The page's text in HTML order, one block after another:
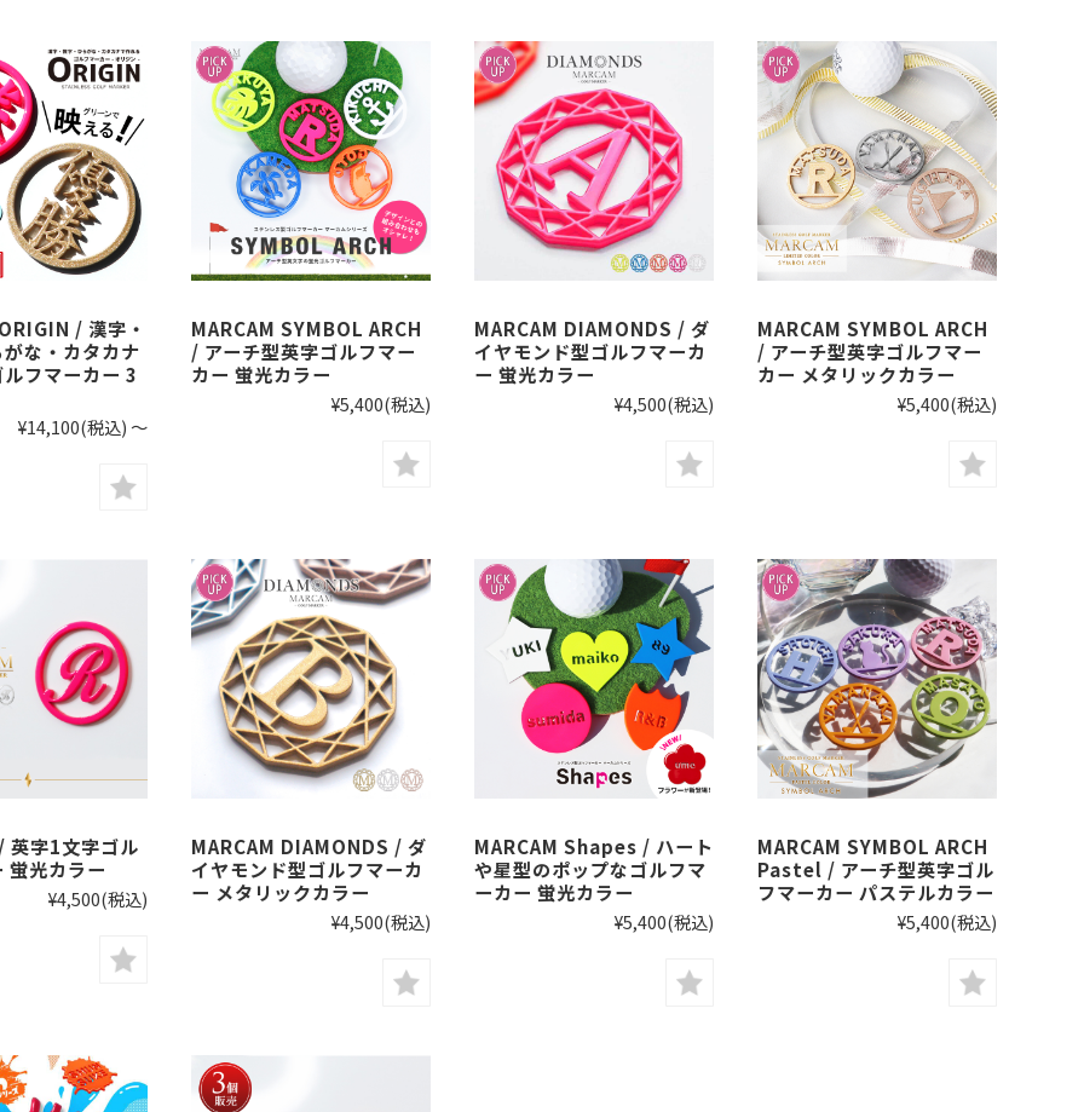
/ 漢字・
な・カタカナ
フマーカー 3
¥14,100(税込)～
MARCAM SYMBOL ARCH
/ アーチ型英字ゴルフマー
カー 蛍光カラー
¥5,400(税込)
MARCAM DIAMONDS / ダ
イヤモンド型ゴルフマーカ
ー 蛍光カラー
¥4,500(税込)
MARCAM SYMBOL ARCH
/ アーチ型英字ゴルフマー
カー メタリックカラー
¥5,400(税込)
英字1文字ゴル
蛍光カラー
¥4,500(税込)
MARCAM DIAMONDS / ダ
イヤモンド型ゴルフマーカ
ー メタリックカラー
¥4,500(税込)
MARCAM Shapes / ハート
や星型のポップなゴルフマ
ーカー 蛍光カラー
¥5,400(税込)
MARCAM SYMBOL ARCH
Pastel / アーチ型英字ゴル
フマーカー パステルカラー
¥5,400(税込)